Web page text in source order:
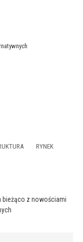
RYNEK
bieżąco z nowościami